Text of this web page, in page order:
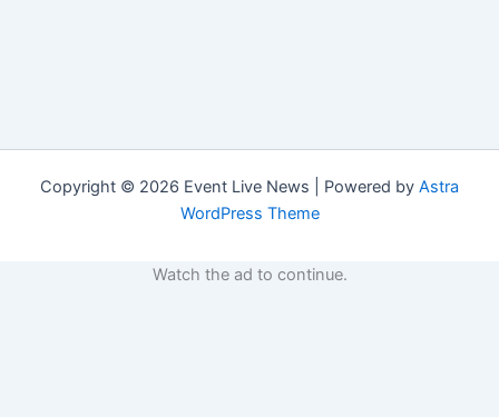
Copyright © 2026 Event Live News | Powered by Astra
WordPress Theme
Watch the ad to continue.